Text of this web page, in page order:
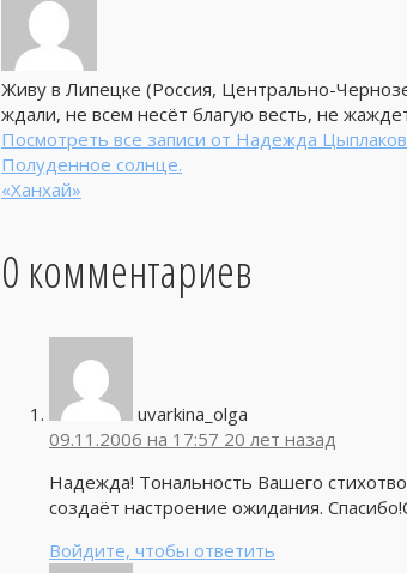
Живу в Липецке (Россия, Центрально-
ждали, не всем несёт благую весть, не
Посмотреть все записи от Надежда
Полуденное солнце.
«Ханхай»
0 комментариев
uvarkina_olga
09.11.2006 на 17:57 20 лет назад
Надежда! Тональность Вашего
создаёт настроение ожидания.
Войдите, чтобы ответить